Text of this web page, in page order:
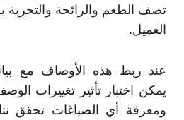
تصف الطعم والرائحة والتجربة
العميل.
عند ربط هذه الأوصاف مع
يمكن اختبار تأثير تغييرات
ومعرفة أي الصياغات تحقق